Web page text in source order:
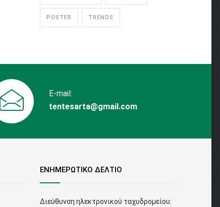
POSTER TRENDS
E-mail:
tentesarta@gmail.com
ΕΝΗΜΕΡΩΤΙΚΟ ΔΕΛΤΙΟ
Διεύθυνση ηλεκτρονικού ταχυδρομείου: